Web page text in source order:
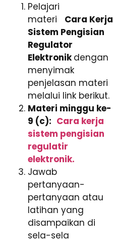
Pelajari
materi Cara Kerja
Sistem Pengisian
Regulator
Elektronikdengan
menyimak
penjelasan materi
melalui link berikut.
Materi minggu ke-
9 (c): Cara kerja
sistem pengisian
regulatir
elektronik.
Jawab
pertanyaan-
pertanyaan atau
latihan yang
disampaikan di
sela-sela